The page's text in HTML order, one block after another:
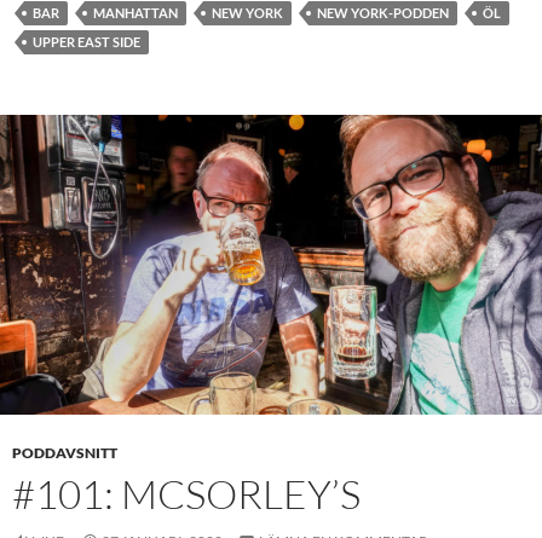
BAR MANHATTAN NEW YORK NEW YORK-PODDEN
ÖL
UPPER EAST SIDE
PODDAVSNITT
#101: MCSORLEY’S